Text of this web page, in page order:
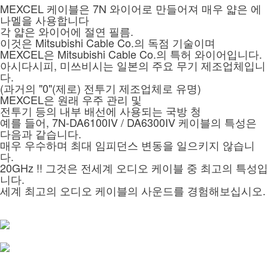
MEXCEL 케이블은 7N 와이어로 만들어져 매우 얇은 에
나멜을 사용합니다
각 얇은 와이어에 절연 필름.
이것은 Mitsubishi Cable Co.의 독점 기술이며
MEXCEL은 Mitsubishi Cable Co.의 특허 와이어입니다.
아시다시피, 미쓰비시는 일본의 주요 무기 제조업체입니
다.
(과거의 "0"(제로) 전투기 제조업체로 유명)
MEXCEL은 원래 우주 관리 및
전투기 등의 내부 배선에 사용되는 국방 청
예를 들어, 7N-DA6100IV / DA6300IV 케이블의 특성은
다음과 같습니다.
매우 우수하며 최대 임피던스 변동을 일으키지 않습니
다.
20GHz !! 그것은 전세계 오디오 케이블 중 최고의 특성입
니다.
세계 최고의 오디오 케이블의 사운드를 경험해보십시오.